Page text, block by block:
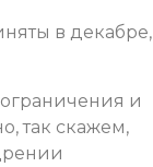
в декабре,
и
так скажем,